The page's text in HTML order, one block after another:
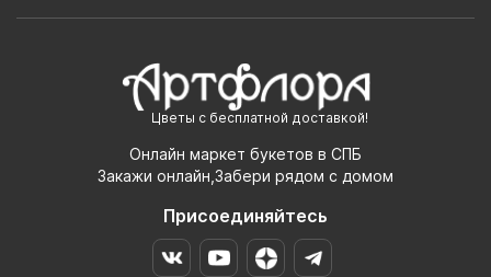
Цветы с бесплатной доставкой!
Онлайн маркет букетов в СПБ
Закажи онлайн,Забери рядом с домом
Присоединяйтесь